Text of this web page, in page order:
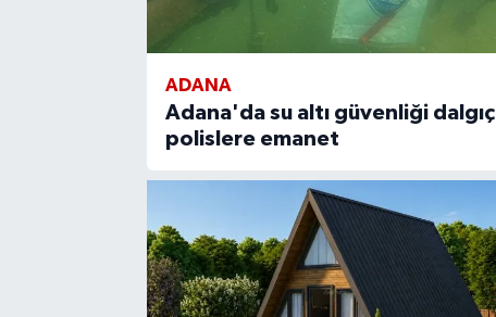
ADANA
Adana'da su altı güvenliği dalgıç
polislere emanet